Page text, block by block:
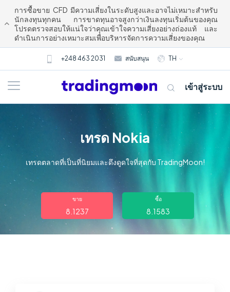
การซื้อขาย CFD มีความเสี่ยงในระดับสูงและอาจไม่เหมาะสำหรับ
นักลงทุนทุกคน การขาดทุนอาจสูงกว่าเงินลงทุนเริ่มต้นของคุณ
โปรดตรวจสอบให้แน่ใจว่าคุณเข้าใจความเสี่ยงอย่างถ่องแท้ และ
ดำเนินการอย่างเหมาะสมเพื่อบริหารจัดการความเสี่ยงของคุณ
+248 463 2031 สนับสนุน TH
เกี่ยวกับเรา
การซื้อขาย
เข้าสู่ระบบ
เทรด Nokia
เทรดตลาดที่เป็นที่นิยมและดึงดูดใจที่สุดกับ TradingMoon!
ขาย
8.1237
ซื้อ
8.1583